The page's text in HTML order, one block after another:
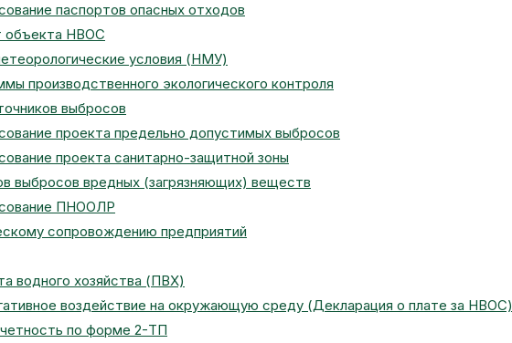
паспортов опасных отходов
объекта НВОС
условия (НМУ)
производственного экологического контроля
выбросов
проекта предельно допустимых выбросов
проекта санитарно-защитной зоны
выбросов вредных (загрязняющих) веществ
ПНООЛР
сопровождению предприятий
водного хозяйства (ПВХ)
воздействие на окружающую среду (Декларация о плате за НВОС)
по форме 2-ТП